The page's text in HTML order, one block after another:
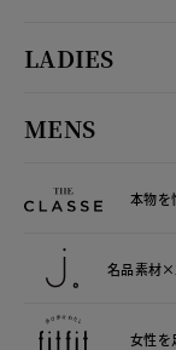
LADIES
MENS
本物を
名品素材×
女性を